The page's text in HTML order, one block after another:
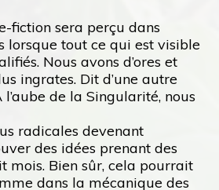
fiction sera perçu dans
lorsque tout ce qui est visible
Nous avons d’ores et
ingrates. Dit d’une autre
de la Singularité, nous
radicales devenant
des idées prenant des
mois. Bien sûr, cela pourrait
dans la mécanique des